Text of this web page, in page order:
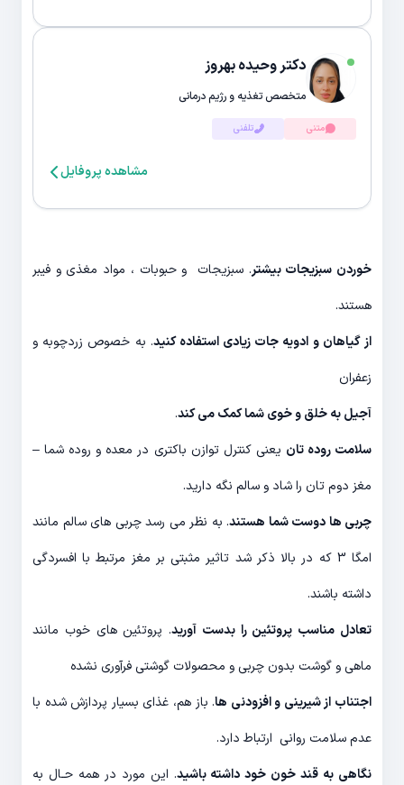
دکتر وحیده بهروز
متخصص تغذیه و رژیم درمانی
متنی تلفنی
مشاهده پروفایل
خوردن سبزیجات بیشتر. سبزیجات و حبوبات ، مواد مغذی و فیبر
هستند.
از گیاهان و ادویه جات زیادی استفاده کنید. به خصوص زردچوبه و
زعفران
آجیل به خلق و خوی شما کمک می کند.
سلامت روده تان یعنی کنترل توازن باکتری در معده و روده شما –
مغز دوم تان را شاد و سالم نگه دارید.
چربی ها دوست شما هستند. به نظر می رسد چربی های سالم مانند
امگا 3 که در بالا ذکر شد تاثیر مثبتی بر مغز مرتبط با افسردگی
داشته باشند.
تعادل مناسب پروتئین را بدست آورید. پروتئین های خوب مانند
ماهی و گوشت بدون چربی و محصولات گوشتی فرآوری نشده
اجتناب از شیرینی و افزودنی ها. باز هم، غذای بسیار پردازش شده با
عدم سلامت روانی ارتباط دارد.
نگاهی به قند خون خود داشته باشید. این مورد در همه حـال به